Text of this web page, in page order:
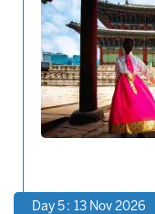
Day 5 : 13 Nov 2026